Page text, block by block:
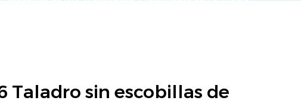
Taladro sin escobillas de